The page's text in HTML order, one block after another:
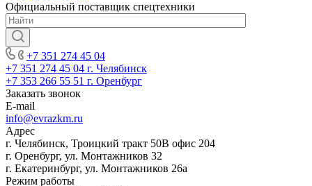
Официальный поставщик спецтехники
+7 351 274 45 04
+7 351 274 45 04 г. Челябинск
+7 353 266 55 51 г. Оренбург
Заказать звонок
E-mail
info@evrazkm.ru
Адрес
г. Челябинск, Троицкий тракт 50В офис 204
г. Оренбург, ул. Монтажников 32
г. Екатеринбург, ул. Монтажников 26а
Режим работы